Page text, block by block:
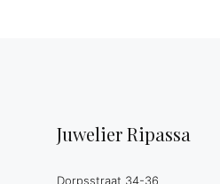
Juwelier Ripassa
Dorpsstraat 34-36